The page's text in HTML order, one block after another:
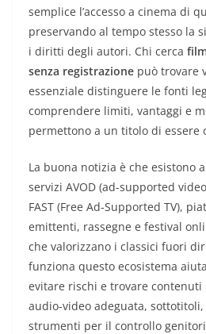
semplice l’accesso a cinema di
preservando al tempo stesso la
i diritti degli autori. Chi cerca
senza registrazione può trovare
essenziale distinguere le fonti
comprendere limiti, vantaggi e
permettono a un titolo di essere
La buona notizia è che esistono
servizi AVOD (ad-supported
FAST (Free Ad-Supported TV),
emittenti, rassegne e festival
che valorizzano i classici fuori
funziona questo ecosistema
evitare rischi e trovare
audio-video adeguata,
strumenti per il controllo